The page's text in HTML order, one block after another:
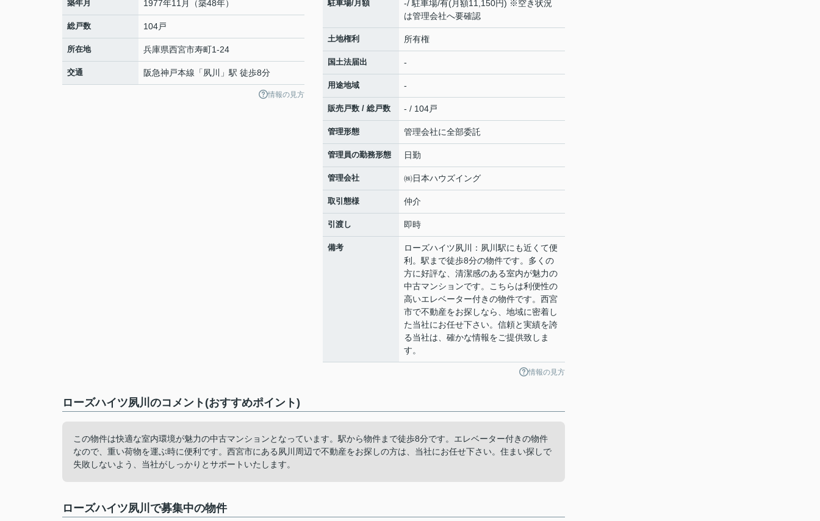
築年月 1977年11月（築48年）
総戸数 104戸
所在地 兵庫県西宮市寿町1-24
交通 阪急神戸本線 「夙川 」駅 徒歩8分
情報の見方
駐車場/月額
-/ 駐車場/有(月額11,150円) ※空き状況
は管理会社へ要確認
土地権利 所有権
国土法届出 -
用途地域 -
販売戸数 / 総戸数 - / 104戸
管理形態 管理会社に全部委託
管理員の勤務形態 日勤
管理会社 ㈱日本ハウズイング
取引態様 仲介
引渡し 即時
備考
ローズハイツ夙川：夙川駅にも近くて便
利。駅まで徒歩8分の物件です。多くの
方に好評な、清潔感のある室内が魅力の
中古マンションです。こちらは利便性の
高いエレベーター付きの物件です。西宮
市で不動産をお探しなら、地域に密着し
た当社にお任せ下さい。信頼と実績を誇
る当社は、確かな情報をご提供致しま
す。
情報の見方
ローズハイツ夙川のコメント(おすすめポイント)
この物件は快適な室内環境が魅力の中古マンションとなっています。駅から物件まで徒歩8分です。エレベーター付きの物件
なので、重い荷物を運ぶ時に便利です。西宮市にある夙川周辺で不動産をお探しの方は、当社にお任せ下さい。住まい探しで
失敗しないよう、当社がしっかりとサポートいたします。
ローズハイツ夙川で募集中の物件